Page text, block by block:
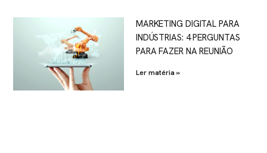
MARKETING DIGITAL PARA
INDÚSTRIAS: 4 PERGUNTAS
PARA FAZER NA REUNIÃO
Ler matéria »